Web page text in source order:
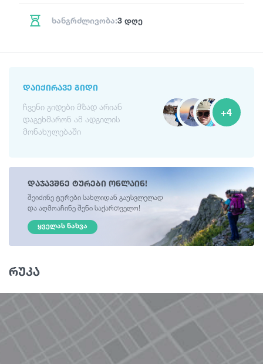
ხანგრძლივობა:3 დღე
ᲓᲐᲘᲥᲘᲠᲐᲕᲔ ᲒᲘᲓᲘ
ჩვენი გიდები მზად არიან
დაგეხმარონ ამ ადგილის
მონახულებაში
+4
დაჯავშნე ტურები ონლაინ!
შეიძინე ტურები სახლიდან გაუსვლელად
და აღმოაჩინე შენი საქართველო!
ᲧᲕᲔᲚᲐᲡ ᲜᲐᲮᲕᲐ
რუკა